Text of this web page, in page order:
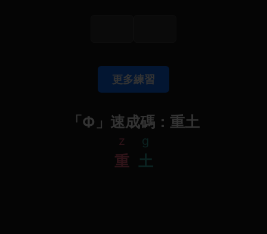
更多練習
「Ф」速成碼：重土
z
重
g
土